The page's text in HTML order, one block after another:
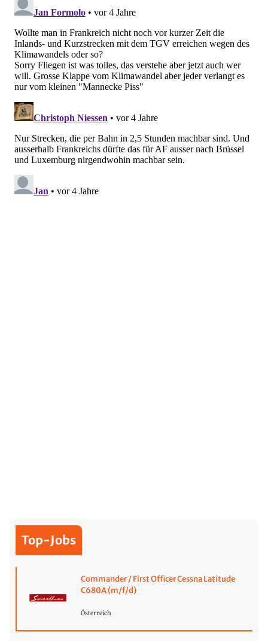
Top-Jobs
Commander / First Officer Cessna Latitude
C680A (m/f/d)
Österreich